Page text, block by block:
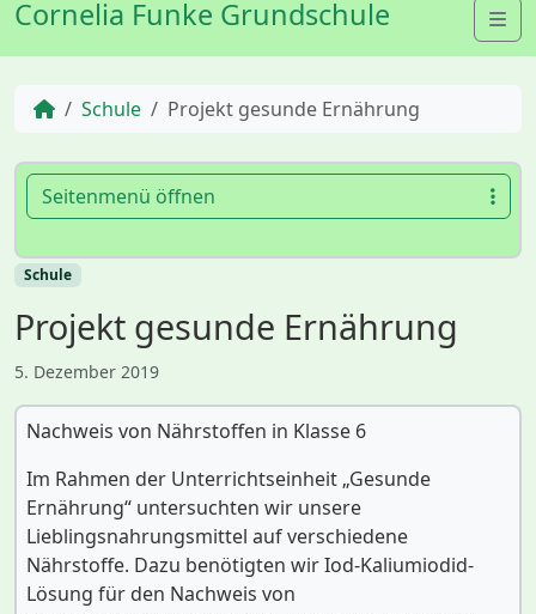
Cornelia Funke Grundschule
StartSchule Projekt gesunde Ernährung
Schule
Projekt gesunde Ernährung
5. Dezember 2019
Nachweis von Nährstoffen in Klasse 6
Im Rahmen der Unterrichtseinheit „Gesunde
Ernährung“ untersuchten wir unsere
Lieblingsnahrungsmittel auf verschiedene
Nährstoffe. Dazu benötigten wir Iod-Kaliumiodid-
Lösung für den Nachweis von
Seitenmenü öffnen